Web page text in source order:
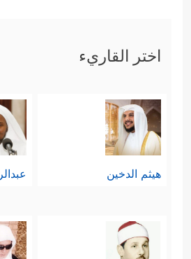
اختر القاريء
هيثم الدخين